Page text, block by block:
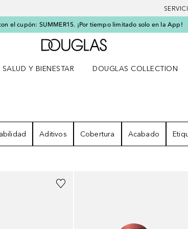
el cupón: SUMMER15. ¡Por tiempo limitado solo en la App!
A Douglas Home
SALUD Y BIENESTAR
DOUGLAS COLLECTION
Aditivos Cobertura Acabado